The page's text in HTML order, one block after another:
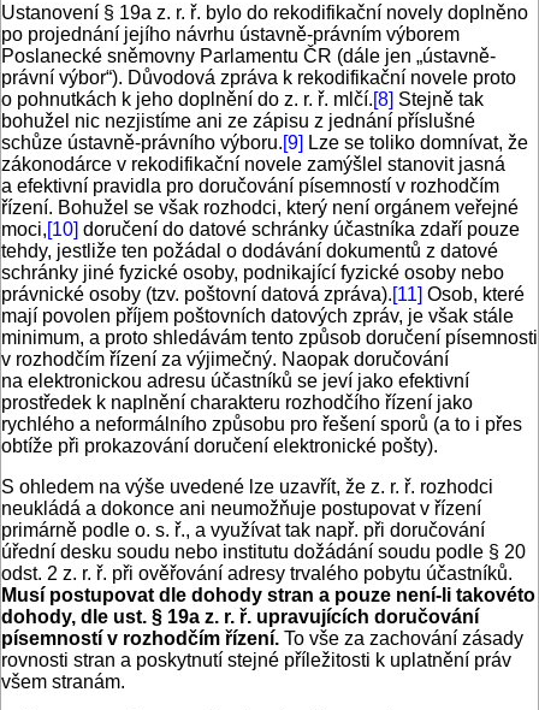
Ustanovení § 19a z. r. ř. bylo do rekodifikační novely doplněno
po projednání jejího návrhu ústavně-právním výborem
Poslanecké sněmovny Parlamentu ČR (dále jen „ústavně-
právní výbor“). Důvodová zpráva k rekodifikační novele proto
o pohnutkách k jeho doplnění do z. r. ř. mlčí.[8] Stejně tak
bohužel nic nezjistíme ani ze zápisu z jednání příslušné
schůze ústavně-právního výboru.[9] Lze se toliko domnívat, že
zákonodárce v rekodifikační novele zamýšlel stanovit jasná
a efektivní pravidla pro doručování písemností v rozhodčím
řízení. Bohužel se však rozhodci, který není orgánem veřejné
moci,[10] doručení do datové schránky účastníka zdaří pouze
tehdy, jestliže ten požádal o dodávání dokumentů z datové
schránky jiné fyzické osoby, podnikající fyzické osoby nebo
právnické osoby (tzv. poštovní datová zpráva).[11] Osob, které
mají povolen příjem poštovních datových zpráv, je však stále
minimum, a proto shledávám tento způsob doručení písemnosti
v rozhodčím řízení za výjimečný. Naopak doručování
na elektronickou adresu účastníků se jeví jako efektivní
prostředek k naplnění charakteru rozhodčího řízení jako
rychlého a neformálního způsobu pro řešení sporů (a to i přes
obtíže při prokazování doručení elektronické pošty).
S ohledem na výše uvedené lze uzavřít, že z. r. ř. rozhodci
neukládá a dokonce ani neumožňuje postupovat v řízení
primárně podle o. s. ř., a využívat tak např. při doručování
úřední desku soudu nebo institutu dožádání soudu podle § 20
odst. 2 z. r. ř. při ověřování adresy trvalého pobytu účastníků.
Musí postupovat dle dohody stran a pouze není-li takovéto
dohody, dle ust. § 19a z. r. ř. upravujících doručování
písemností v rozhodčím řízení. To vše za zachování zásady
rovnosti stran a poskytnutí stejné příležitosti k uplatnění práv
všem stranám.